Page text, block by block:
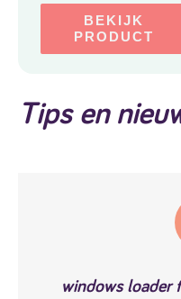
3 jaar
BEKIJK
PRODUCT
Tips en
windows